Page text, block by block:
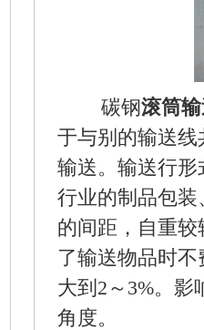
碳钢滚筒
于与别的输送
输送。输送行
行业的制品包
的间距，自重
了输送物品时
大到2～3%。
角度。